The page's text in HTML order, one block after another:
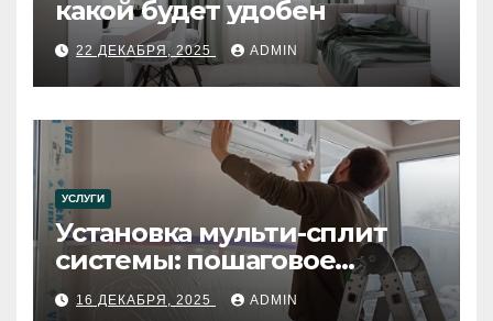
какой будет удобен
22 ДЕКАБРЯ, 2025 ADMIN
УСЛУГИ
Установка мульти-сплит
системы: пошаговое
руководство
16 ДЕКАБРЯ, 2025 ADMIN